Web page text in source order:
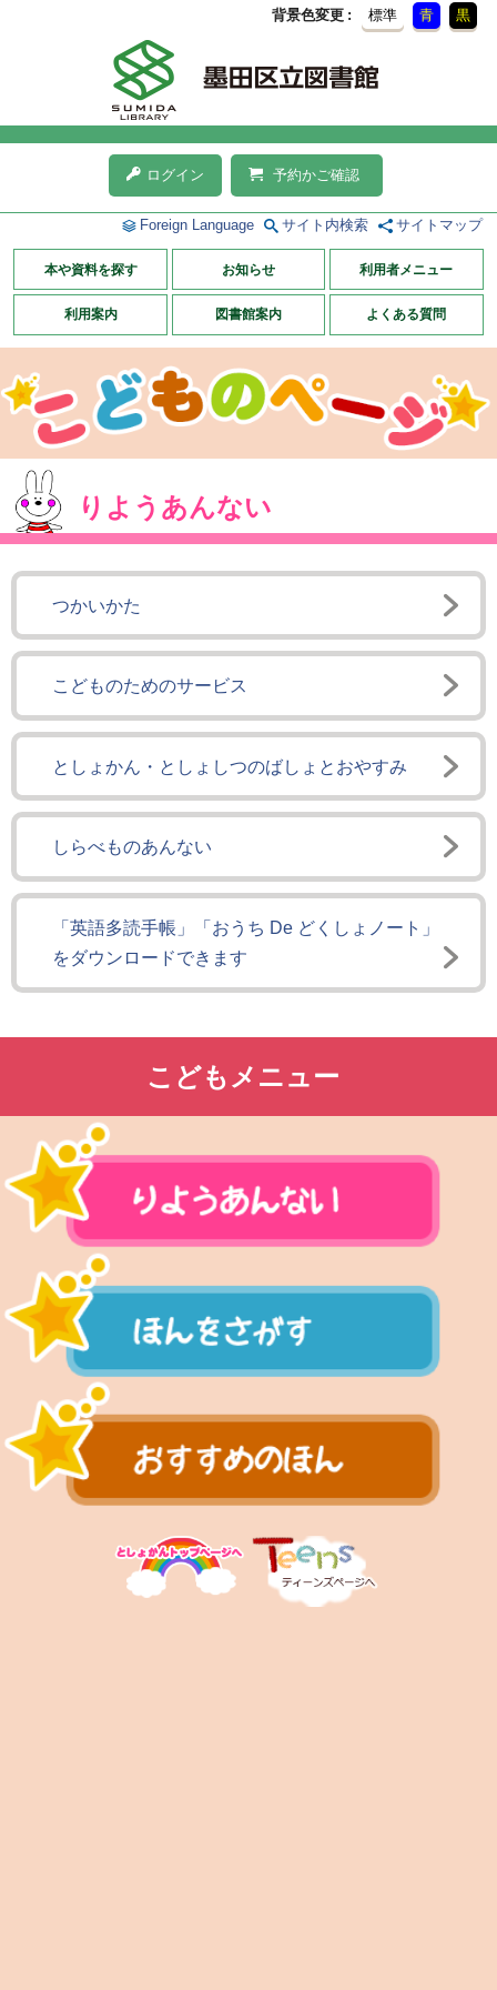
背景色変更 標準 青 黒
ログイン 予約かご確認
Foreign Language サイト内検索 サイトマップ
本や資料を探す お知らせ 利用者メニュー
利用案内 図書館案内 よくある質問
りようあんない
つかいかた
こどものためのサービス
としょかん・としょしつのばしょとおやすみ
しらべものあんない
「英語多読手帳」「おうち De どくしょノート」
をダウンロードできます